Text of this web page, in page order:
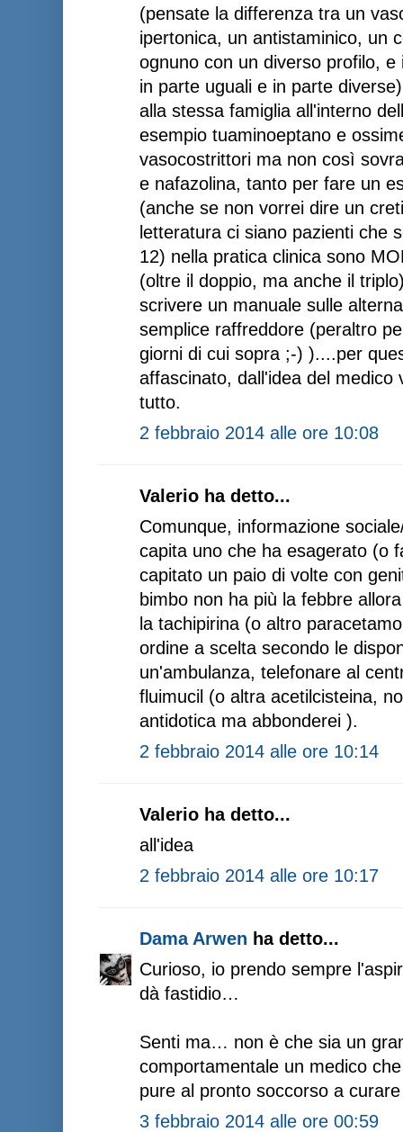
(pensate la differenza tra un
ipertonica, un antistaminico, un
ognuno con un diverso profilo,
in parte uguali e in parte
alla stessa famiglia all'interno
esempio tuaminoeptano e
vasocostrittori ma non così
e nafazolina, tanto per fare un
(anche se non vorrei dire un
letteratura ci siano pazienti che
12) nella pratica clinica sono
(oltre il doppio, ma anche il
scrivere un manuale sulle
semplice raffreddore (peraltro
giorni di cui sopra ;-) )....per
affascinato, dall'idea del
tutto.
2 febbraio 2014 alle ore 10:08
Valerio ha detto...
Comunque, informazione
capita uno che ha esagerato (o
capitato un paio di volte con
bimbo non ha più la febbre
la tachipirina (o altro
ordine a scelta secondo le
un'ambulanza, telefonare al
fluimucil (o altra acetilcisteina,
antidotica ma abbonderei ).
2 febbraio 2014 alle ore 10:14
Valerio ha detto...
all'idea
2 febbraio 2014 alle ore 10:17
Dama Arwen ha detto...
Curioso, io prendo sempre
dà fastidio…
Senti ma… non è che sia un
comportamentale un medico
pure al pronto soccorso a
3 febbraio 2014 alle ore 00:59